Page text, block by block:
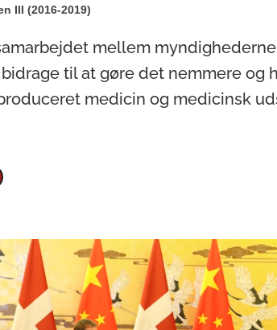
III (2016-2019)
mellem
til at gøre det nemmere og
medicin og medicinsk